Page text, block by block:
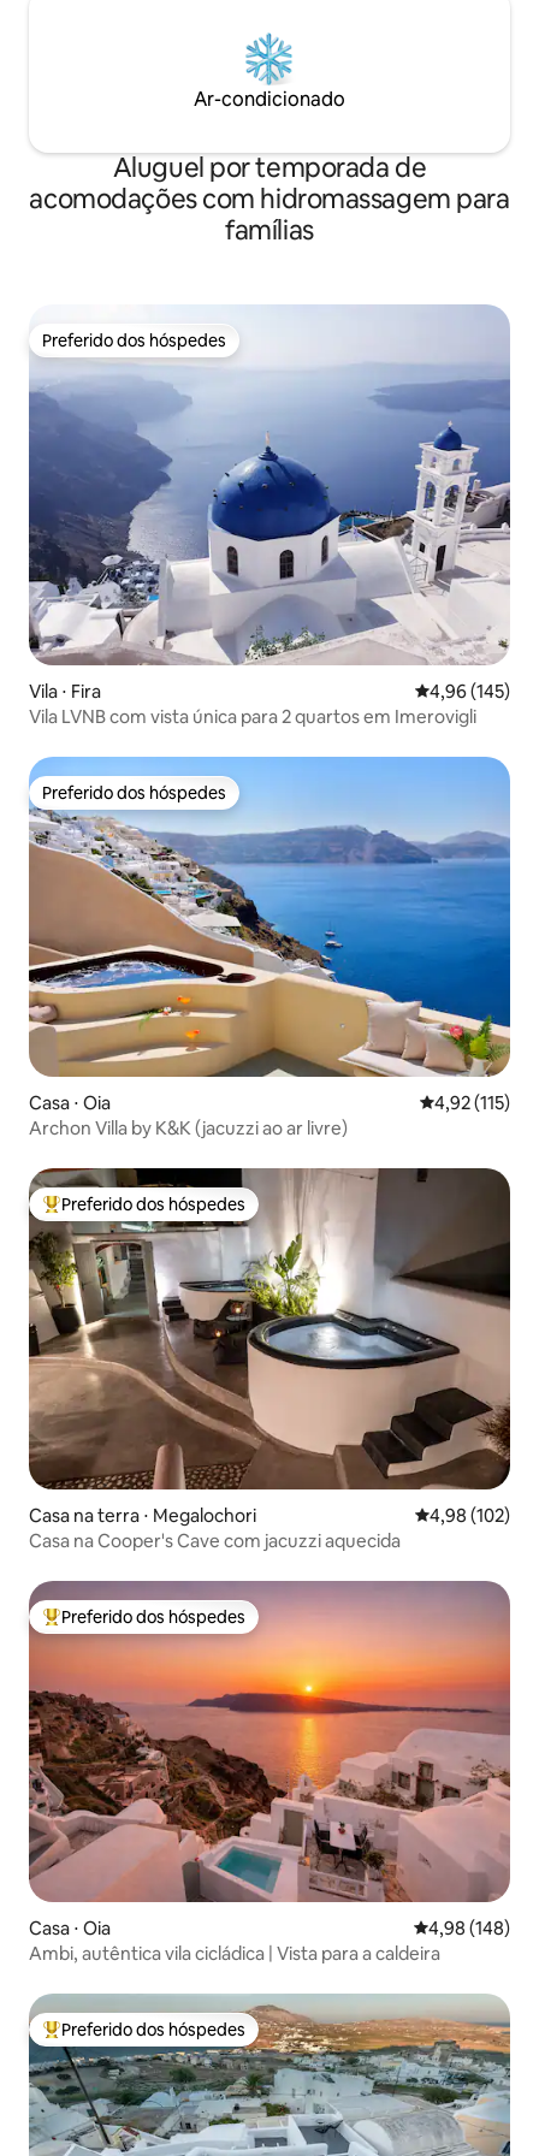
Ar-condicionado
Aluguel por temporada de
acomodações com hidromassagem para
famílias
Preferido dos hóspedes
Preferido dos hóspedes
Vila ⋅ Fira 4,96 de uma
4,96 (145)
Vila LVNB com vista única para 2 quartos em Imerovigli
Preferido dos hóspedes
Preferido dos hóspedes
Casa ⋅ Oia 4,92 de uma
4,92 (115)
Archon Villa by K&K (jacuzzi ao ar livre)
Entre os melhores preferidos dos hóspedes
Preferido dos hóspedes
Casa na terra ⋅ Megalochori 4,98 de uma
4,98 (102)
Casa na Cooper's Cave com jacuzzi aquecida
Entre os melhores preferidos dos hóspedes
Preferido dos hóspedes
Casa ⋅ Oia 4,98 de uma
4,98 (148)
Ambi, autêntica vila cicládica | Vista para a caldeira
Entre os melhores preferidos dos hóspedes
Preferido dos hóspedes